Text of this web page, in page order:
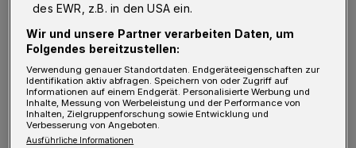
D ie Schwebebahn könne als Beispiel
umweltfreundlich, mit attraktiven Angeboten,
kurzen Taktzeiten und kreuzungsfreier Fahrt
pro Tag circa 60.000 Menschen konkurrenzlos
des EWR, z.B. in den USA ein.
Wir und unsere Partner verarbeiten Daten, um
Folgendes bereitzustellen:
Verwendung genauer Standortdaten. Endgeräteeigenschaften zur
Identifikation aktiv abfragen. Speichern von oder Zugriff auf
Informationen auf einem Endgerät. Personalisierte Werbung und
Inhalte, Messung von Werbeleistung und der Performance von
Inhalten, Zielgruppenforschung sowie Entwicklung und
Verbesserung von Angeboten.
Ausführliche Informationen